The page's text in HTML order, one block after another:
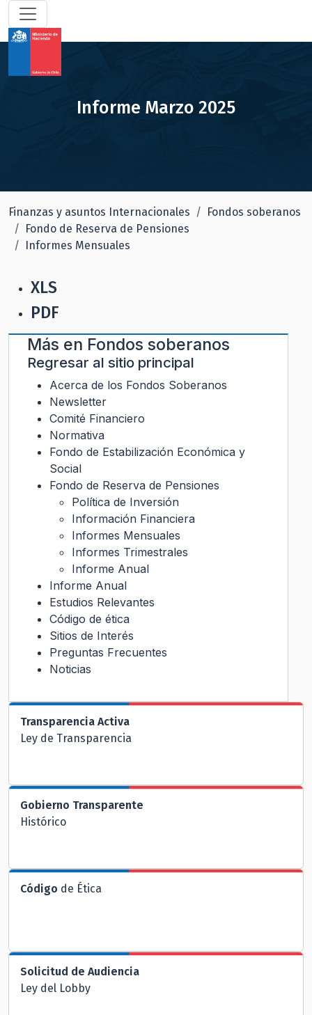
Informe Marzo 2025
Finanzas y asuntos Internacionales
Fondos soberanos
Fondo de Reserva de Pensiones
Informes Mensuales
XLS
PDF
Más en Fondos soberanos
Regresar al sitio principal
Acerca de los Fondos Soberanos
Newsletter
Comité Financiero
Normativa
Fondo de Estabilización Económica y
Social
Fondo de Reserva de Pensiones
Política de Inversión
Información Financiera
Informes Mensuales
Informes Trimestrales
Informe Anual
Informe Anual
Estudios Relevantes
Código de ética
Sitios de Interés
Preguntas Frecuentes
Noticias
Transparencia Activa
Ley de Transparencia
Gobierno Transparente
Histórico
Código de Ética
Solicitud de Audiencia
Ley del Lobby